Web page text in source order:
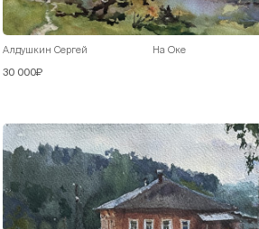
Алдушкин Сергей На Оке
30 000₽